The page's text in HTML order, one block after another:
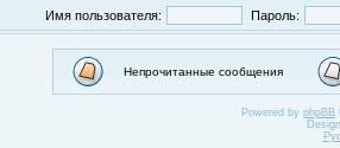
Имя пользователя: Пароль:
Непрочитанные сообщения
Powered by phpBB